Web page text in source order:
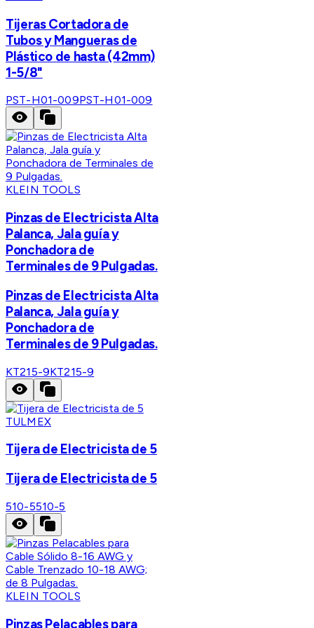
Tijeras Cortadora de
Tubos y Mangueras de
Plástico de hasta (42mm)
1-5/8"
PST-H01-009PST-H01-009
KLEIN TOOLS
Pinzas de Electricista Alta
Palanca, Jala guía y
Ponchadora de
Terminales de 9 Pulgadas.
Pinzas de Electricista Alta
Palanca, Jala guía y
Ponchadora de
Terminales de 9 Pulgadas.
KT215-9KT215-9
TULMEX
Tijera de Electricista de 5
Tijera de Electricista de 5
510-5510-5
KLEIN TOOLS
Pinzas Pelacables para